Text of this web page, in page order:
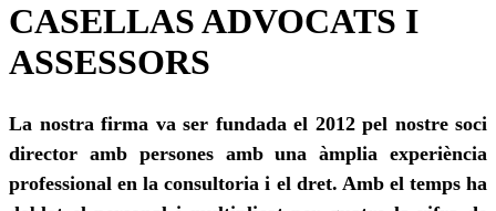
CASELLAS ADVOCATS I
ASSESSORS
La nostra firma va ser fundada el 2012 pel nostre soci
director amb persones amb una àmplia experiència
professional en la consultoria i el dret. Amb el temps ha